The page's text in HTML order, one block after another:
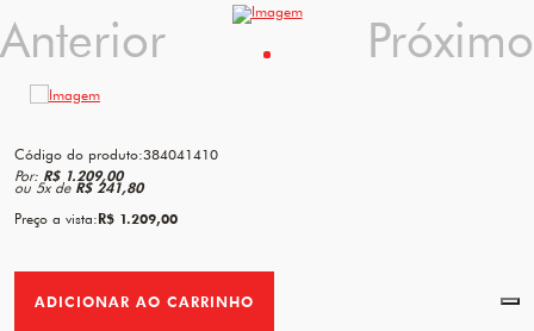
TESOURAS
Código do produto:384041410
Por: R$ 1.209,00
ou5xdeR$ 241,80
Preço a vista:R$ 1.209,00
ADICIONAR AO CARRINHO
Anterior Próximo
Anterior Próximo